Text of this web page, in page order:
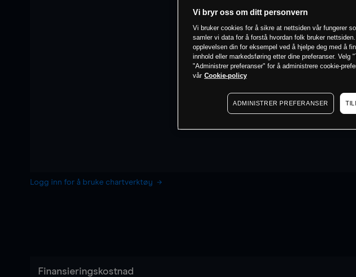
Logg inn for å bruke chartverktøy
Finansieringskostnad
Vi bryr oss om ditt personvern
Vi bruker cookies for å sikre at nettsiden vår fungerer
samler vi data for å forstå hvordan folk bruker
opplevelsen din for eksempel ved å hjelpe deg med å
innhold eller markedsføring etter dine preferanser. Velg
"Administrer preferanser" for å administrere cookie-
vår Cookie-policy
ADMINISTRER PREFERANSER